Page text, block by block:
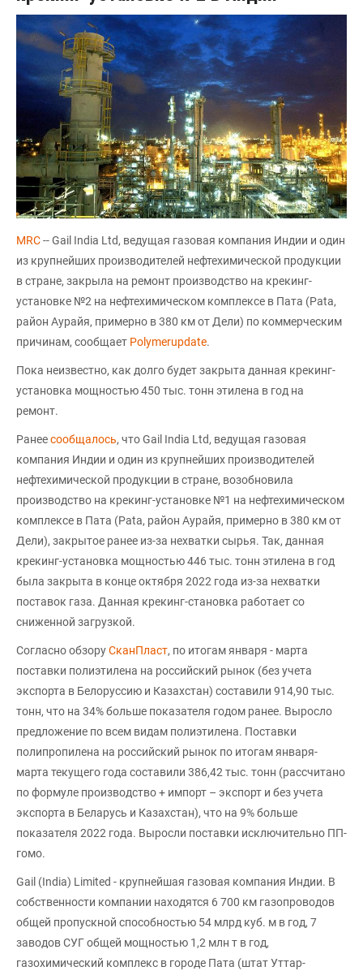
MRC-- Gail India Ltd, ведущая газовая компания Индии и один
из крупнейших производителей нефтехимической продукции
в стране, закрыла на ремонт производство на крекинг-
установке №2 на нефтехимическом комплексе в Пата (Pata,
район Аурайя, примерно в 380 км от Дели) по коммерческим
причинам, сообщает Polymerupdate.
Пока неизвестно, как долго будет закрыта данная крекинг-
установка мощностью 450 тыс. тонн этилена в год на
ремонт.
Ранеесообщалось, что Gail India Ltd, ведущая газовая
компания Индии и один из крупнейших производителей
нефтехимической продукции в стране, возобновила
производство на крекинг-установке №1 на нефтехимическом
комплексе в Пата (Pata, район Аурайя, примерно в 380 км от
Дели), закрытое ранее из-за нехватки сырья. Так, данная
крекинг-установка мощностью 446 тыс. тонн этилена в год
была закрыта в конце октября 2022 года из-за нехватки
поставок газа. Данная крекинг-становка работает со
сниженной загрузкой.
Согласно обзоруСканПласт, по итогам января - марта
поставки полиэтилена на российский рынок (без учета
экспорта в Белоруссию и Казахстан) составили 914,90 тыс.
тонн, что на 34% больше показателя годом ранее. Выросло
предложение по всем видам полиэтилена. Поставки
полипропилена на российский рынок по итогам января-
марта текущего года составили 386,42 тыс. тонн (рассчитано
по формуле производство + импорт – экспорт и без учета
экспорта в Беларусь и Казахстан), что на 9% больше
показателя 2022 года. Выросли поставки исключительно ПП-
гомо.
Gail (India) Limited - крупнейшая газовая компания Индии. В
собственности компании находятся 6 700 км газопроводов
общей пропускной способностью 54 млрд куб. м в год, 7
заводов СУГ общей мощностью 1,2 млн т в год,
газохимический комплекс в городе Пата (штат Уттар-